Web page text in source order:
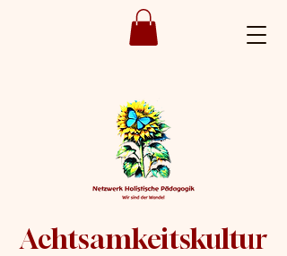
Achtsamkeitskultur